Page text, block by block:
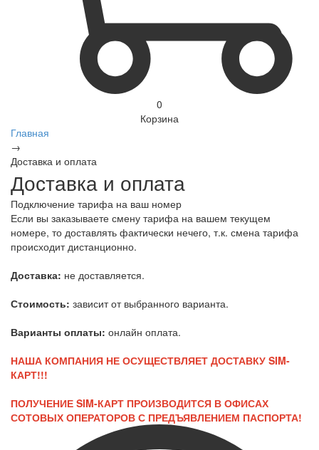
0
Корзина
Главная
→
Доставка и оплата
Доставка и оплата
Подключение тарифа на ваш номер
Если вы заказываете смену тарифа на вашем текущем
номере, то доставлять фактически нечего, т.к. смена тарифа
происходит дистанционно.
Доставка: не доставляется.
Стоимость: зависит от выбранного варианта.
Варианты оплаты: онлайн оплата.
НАША КОМПАНИЯ НЕ ОСУЩЕСТВЛЯЕТ ДОСТАВКУ SIM-
КАРТ!!!
ПОЛУЧЕНИЕ SIM-КАРТ ПРОИЗВОДИТСЯ В ОФИСАХ
СОТОВЫХ ОПЕРАТОРОВ С ПРЕДЪЯВЛЕНИЕМ ПАСПОРТА!